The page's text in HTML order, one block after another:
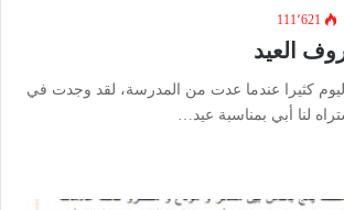
111٬621
العيد
كثيرا عندما عدت من المدرسة، لقد وجدت في
لنا أبي بمناسبة عيد…